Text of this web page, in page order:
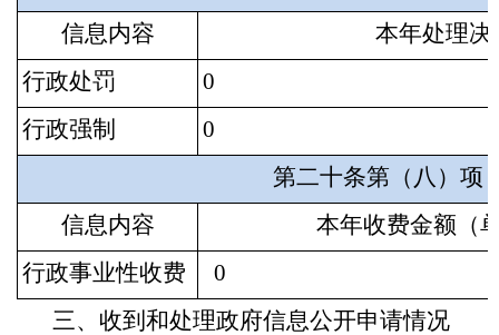
信息内容
本年处理决
行政处罚
0
行政强制
0
第二十条第（八）项
信息内容
本年收费金额（
行政事业性收费
0
三、收到和处理政府信息公开申请情况